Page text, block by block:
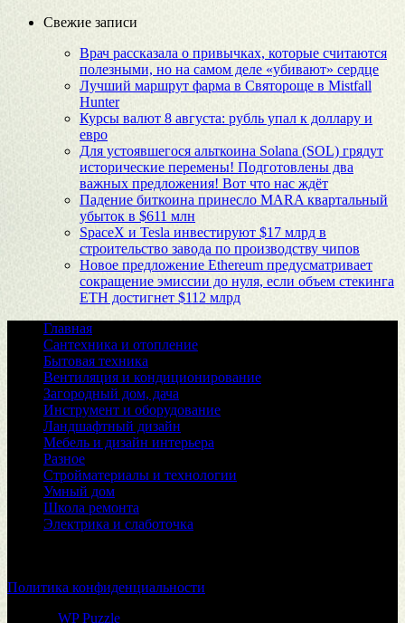
Свежие записи
Врач рассказала о привычках, которые считаются
полезными, но на самом деле «убивают» сердце
Лучший маршрут фарма в Святороще в Mistfall
Hunter
Курсы валют 8 августа: рубль упал к доллару и
евро
Для устоявшегося альткоина Solana (SOL) грядут
исторические перемены! Подготовлены два
важных предложения! Вот что нас ждёт
Падение биткоина принесло MARA квартальный
убыток в $611 млн
SpaceX и Tesla инвестируют $17 млрд в
строительство завода по производству чипов
Новое предложение Ethereum предусматривает
сокращение эмиссии до нуля, если объем стекинга
ETH достигнет $112 млрд
Главная
Сантехника и отопление
Бытовая техника
Вентиляция и кондиционирование
Загородный дом, дача
Инструмент и оборудование
Ландшафтный дизайн
Мебель и дизайн интерьера
Разное
Стройматериалы и технологии
Умный дом
Школа ремонта
Электрика и слаботочка
Политика конфиденциальности
WP Puzzle